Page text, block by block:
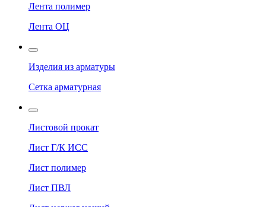
Лента полимер
Лента ОЦ
Изделия из арматуры
Сетка арматурная
Листовой прокат
Лист Г/К ИСС
Лист полимер
Лист ПВЛ